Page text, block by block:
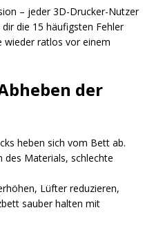
– jeder 3D-Drucker-Nutzer
die 15 häufigsten Fehler
wieder ratlos vor einem
der
heben sich vom Bett ab.
des Materials, schlechte
Lüfter reduzieren,
sauber halten mit